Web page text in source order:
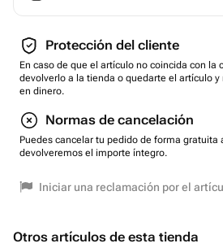
Protección del cliente
En caso de que el artículo no coincida con la
devolverlo a la tienda o quedarte el artículo
en dinero.
Normas de cancelación
Puedes cancelar tu pedido de forma gratuita
devolveremos el importe íntegro.
Iniciar una reclamación por el
Otros artículos de esta tienda